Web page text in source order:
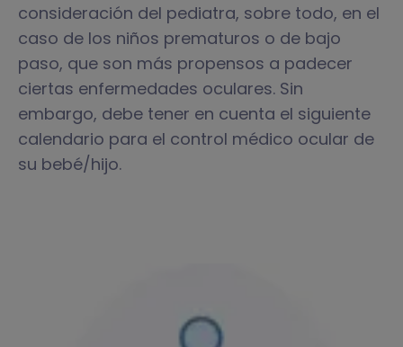
consideración del pediatra, sobre todo, en el
caso de los niños prematuros o de bajo
paso, que son más propensos a padecer
ciertas enfermedades oculares. Sin
embargo, debe tener en cuenta el siguiente
calendario para el control médico ocular de
su bebé/hijo.